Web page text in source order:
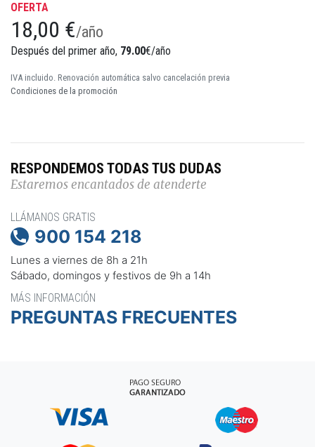
OFERTA
18,00 €/año
Después del primer año, 79.00€/año
IVA incluido. Renovación automática salvo cancelación previa
Condiciones de la promoción
RESPONDEMOS TODAS TUS DUDAS
Estaremos encantados de atenderte
LLÁMANOS GRATIS
 900 154 218
Lunes a viernes de 8h a 21h
Sábado, domingos y festivos de 9h a 14h
MÁS INFORMACIÓN
PREGUNTAS FRECUENTES